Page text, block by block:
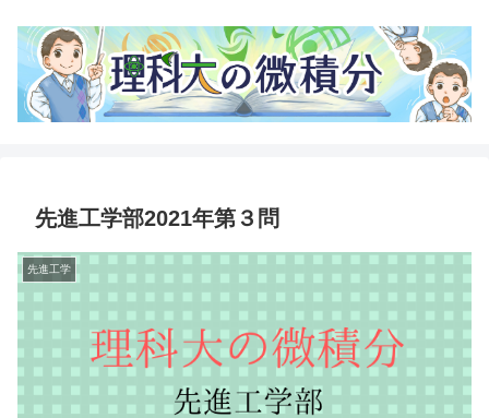
先進工学部2021年第３問
先進工学